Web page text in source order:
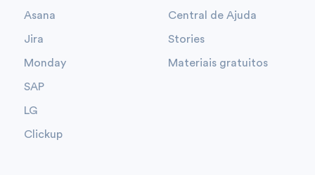
Asana
Jira
Monday
SAP
LG
Clickup
Central de Ajuda
Stories
Materiais gratuitos